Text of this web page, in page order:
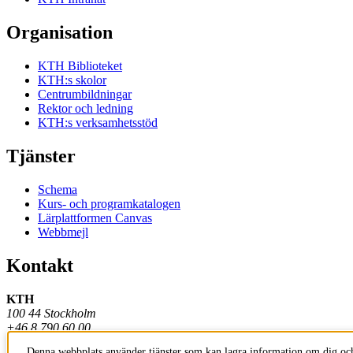
Organisation
KTH Biblioteket
KTH:s skolor
Centrumbildningar
Rektor och ledning
KTH:s verksamhetsstöd
Tjänster
Schema
Kurs- och programkatalogen
Lärplattformen Canvas
Webbmejl
Kontakt
KTH
100 44 Stockholm
+46 8 790 60 00